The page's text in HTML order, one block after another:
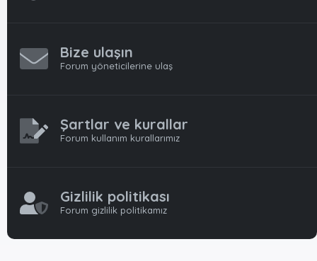
Bize ulaşın
Forum yöneticilerine ulaş
Şartlar ve kurallar
Forum kullanım kurallarımız
Gizlilik politikası
Forum gizlilik politikamız